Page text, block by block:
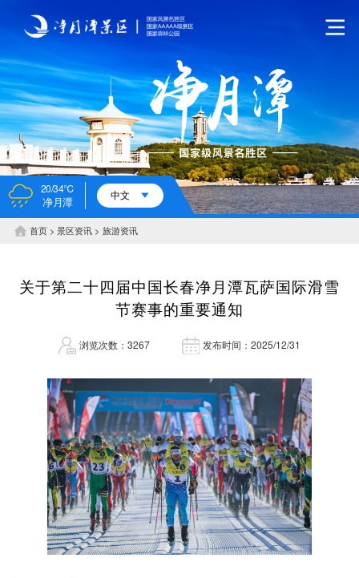
20/34℃
净月潭 中文
首页 景区资讯 旅游资讯
关于第二十四届中国长春净月潭瓦萨国际滑雪
节赛事的重要通知
浏览次数：3267 发布时间：2025/12/31